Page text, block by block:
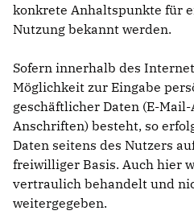
konkrete Anhaltspunkte für
Nutzung bekannt werden.
Sofern innerhalb des
Möglichkeit zur Eingabe
geschäftlicher Daten (E-
Anschriften) besteht, so
Daten seitens des Nutzers
freiwilliger Basis. Auch hier
vertraulich behandelt und
weitergegeben.